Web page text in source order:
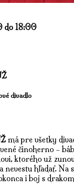
do 18:00
divadlo
má pre všetky
činoherno –
ktorého už
nevestu hľadať. Na
i boj s